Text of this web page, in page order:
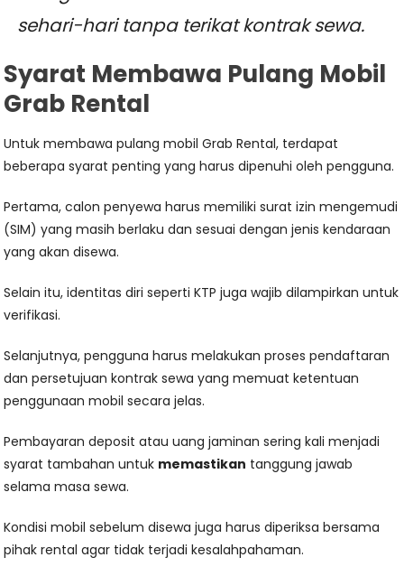
sehari-hari tanpa terikat kontrak sewa.
Syarat Membawa Pulang Mobil
Grab Rental
Untuk membawa pulang mobil Grab Rental, terdapat
beberapa syarat penting yang harus dipenuhi oleh pengguna.
Pertama, calon penyewa harus memiliki surat izin mengemudi
(SIM) yang masih berlaku dan sesuai dengan jenis kendaraan
yang akan disewa.
Selain itu, identitas diri seperti KTP juga wajib dilampirkan untuk
verifikasi.
Selanjutnya, pengguna harus melakukan proses pendaftaran
dan persetujuan kontrak sewa yang memuat ketentuan
penggunaan mobil secara jelas.
Pembayaran deposit atau uang jaminan sering kali menjadi
syarat tambahan untuk memastikan tanggung jawab
selama masa sewa.
Kondisi mobil sebelum disewa juga harus diperiksa bersama
pihak rental agar tidak terjadi kesalahpahaman.